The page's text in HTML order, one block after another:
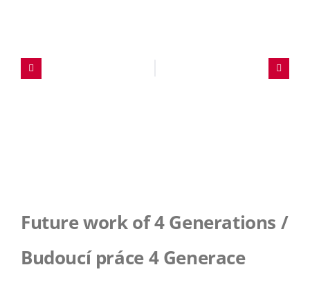
Future work of 4 Generations /
Budoucí práce 4 Generace